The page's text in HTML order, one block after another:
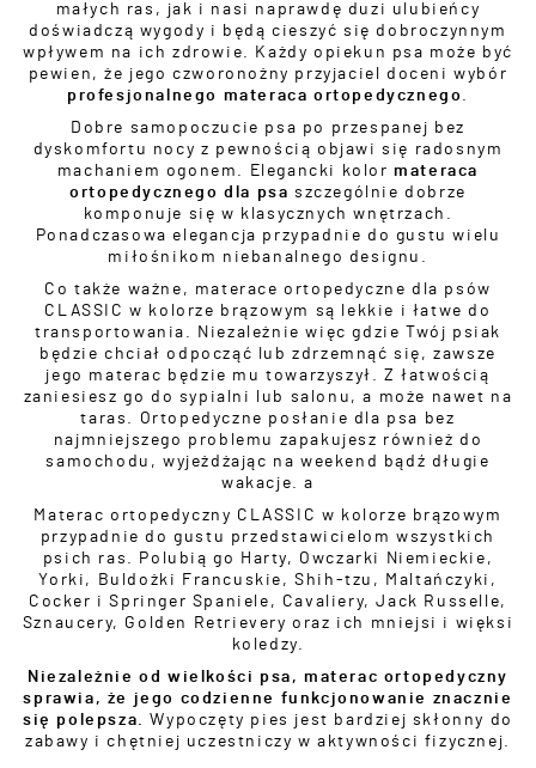
małych ras, jak i nasi naprawdę duzi ulubieńcy
doświadczą wygody i będą cieszyć się dobroczynnym
wpływem na ich zdrowie. Każdy opiekun psa może być
pewien, że jego czworonożny przyjaciel doceni wybór
profesjonalnego materaca ortopedycznego .
Dobre samopoczucie psa po przespanej bez
dyskomfortu nocy z pewnością objawi się radosnym
machaniem ogonem. Elegancki kolormateraca
ortopedycznego dla psa szczególnie dobrze
komponuje się w klasycznych wnętrzach.
Ponadczasowa elegancja przypadnie do gustu wielu
miłośnikom niebanalnego designu.
Co także ważne, materace ortopedyczne dla psów
CLASSIC w kolorze brązowym są lekkie i łatwe do
transportowania. Niezależnie więc gdzie Twój psiak
będzie chciał odpocząć lub zdrzemnąć się, zawsze
jego materac będzie mu towarzyszył. Z łatwością
zaniesiesz go do sypialni lub salonu, a może nawet na
taras. Ortopedyczne posłanie dla psa bez
najmniejszego problemu zapakujesz również do
samochodu, wyjeżdżając na weekend bądź długie
wakacje. a
Materac ortopedyczny CLASSIC w kolorze brązowym
przypadnie do gustu przedstawicielom wszystkich
psich ras. Polubią go Harty, Owczarki Niemieckie,
Yorki, Buldożki Francuskie, Shih-tzu, Maltańczyki,
Cocker i Springer Spaniele, Cavaliery, Jack Russelle,
Sznaucery, Golden Retrievery oraz ich mniejsi i więksi
koledzy.
Niezależnie od wielkości psa, materac ortopedyczny
sprawia, że jego codzienne funkcjonowanie znacznie
się polepsza. Wypoczęty pies jest bardziej skłonny do
zabawy i chętniej uczestniczy w aktywności fizycznej.